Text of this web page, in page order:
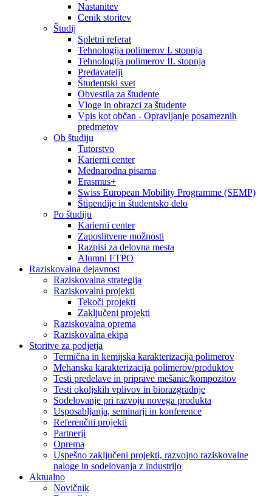
Nastanitev
Cenik storitev
Študij
Spletni referat
Tehnologija polimerov I. stopnja
Tehnologija polimerov II. stopnja
Predavatelji
Študentski svet
Obvestila za študente
Vloge in obrazci za študente
Vpis kot občan - Opravljanje posameznih
predmetov
Ob študiju
Tutorstvo
Karierni center
Mednarodna pisarna
Erasmus+
Swiss European Mobility Programme (SEMP)
Štipendije in študentsko delo
Po študiju
Karierni center
Zaposlitvene možnosti
Razpisi za delovna mesta
Alumni FTPO
Raziskovalna dejavnost
Raziskovalna strategija
Raziskovalni projekti
Tekoči projekti
Zaključeni projekti
Raziskovalna oprema
Raziskovalna ekipa
Storitve za podjetja
Termična in kemijska karakterizacija polimerov
Mehanska karakterizacija polimerov/produktov
Testi predelave in priprave mešanic/kompozitov
Testi okoljskih vplivov in biorazgradnje
Sodelovanje pri razvoju novega produkta
Usposabljanja, seminarji in konference
Referenčni projekti
Partnerji
Oprema
Uspešno zaključeni projekti, razvojno raziskovalne
naloge in sodelovanja z industrijo
Aktualno
Novičnik